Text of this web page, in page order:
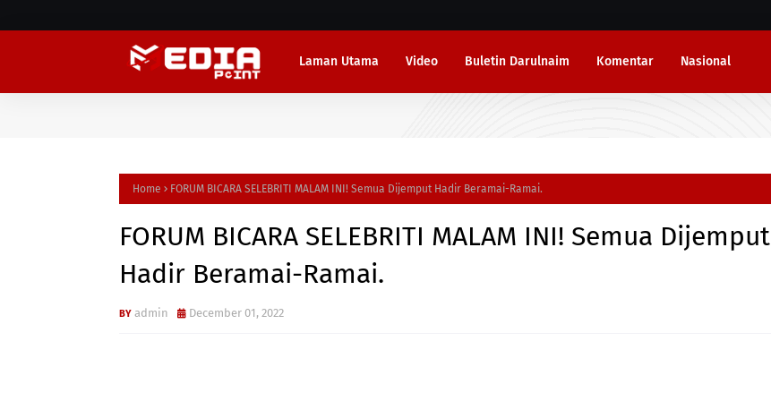
Laman Utama Video Buletin Darulnaim Komentar Nasional
Home FORUM BICARA SELEBRITI MALAM INI! Semua Dijemput Hadir Beramai-Ramai.
FORUM BICARA SELEBRITI MALAM INI! Semua Dijemput
Hadir Beramai-Ramai.
admin December 01, 2022